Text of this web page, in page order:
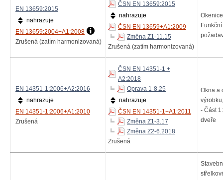
EN 13659:2015
nahrazuje
EN 13659:2004+A1:2008
Zrušená (zatím harmonizovaná)
ČSN EN 13659:2015
nahrazuje
ČSN EN 13659+A1:2009
Změna Z1-11.15
Zrušená (zatím harmonizovaná)
EN 14351-1:2006+A2:2016
nahrazuje
EN 14351-1:2006+A1:2010
Zrušená
ČSN EN 14351-1 +
A2:2018
Oprava 1-8.25
nahrazuje
ČSN EN 14351-1+A1:2011
Změna Z1-3.17
Změna Z2-6.2018
Zrušená
Okna a
- Část
dveře